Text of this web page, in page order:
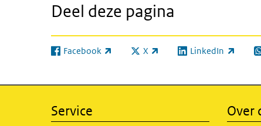
Deel deze pagina
Facebook
(externe link) X
(externe link) LinkedIn
(externe link)
Service Over